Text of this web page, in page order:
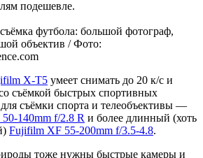
подешевле.
футбола: большой фотограф,
объектив / Фото:
X-T5 умеет снимать до 20 к/с и
съёмкой быстрых спортивных
съёмки спорта и телеобъективы —
140mm f/2.8 R и более длинный (хоть
Fujifilm XF 55-200mm f/3.5-4.8.
тоже нужны быстрые камеры и